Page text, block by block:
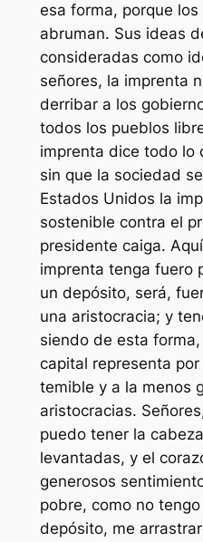
esa forma, porque
abruman. Sus ideas
consideradas como
señores, la imprenta
derribar a los
todos los pueblos
imprenta dice todo lo
sin que la sociedad
Estados Unidos la
sostenible contra el
presidente caiga.
imprenta tenga fuero
un depósito, será,
una aristocracia; y
siendo de esta
capital representa
temible y a la menos
aristocracias.
puedo tener la
levantadas, y el
generosos
pobre, como no
depósito, me